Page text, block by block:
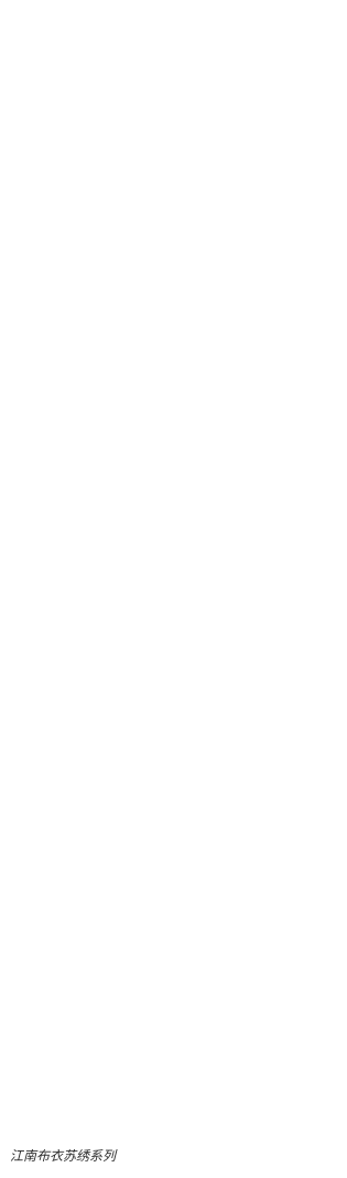
江南布衣苏绣系列